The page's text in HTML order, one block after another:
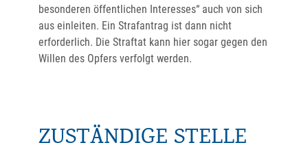
besonderen öffentlichen Interesses“ auch von sich
aus einleiten. Ein Strafantrag ist dann nicht
erforderlich. Die Straftat kann hier sogar gegen den
Willen des Opfers verfolgt werden.
ZUSTÄNDIGE STELLE